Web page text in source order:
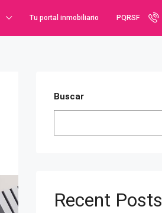
Tu portal inmobiliario PQRSF
Buscar
Recent Posts